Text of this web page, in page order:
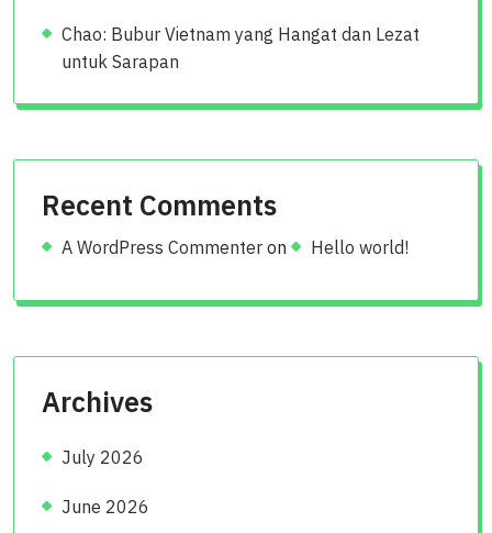
Chao: Bubur Vietnam yang Hangat dan Lezat
untuk Sarapan
Recent Comments
A WordPress Commenter on Hello world!
Archives
July 2026
June 2026